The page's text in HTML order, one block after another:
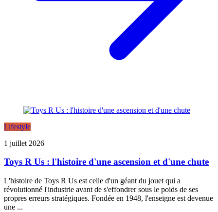
Lifestyle
1 juillet 2026
Toys R Us : l'histoire d'une ascension et d'une chute
L'histoire de Toys R Us est celle d'un géant du jouet qui a
révolutionné l'industrie avant de s'effondrer sous le poids de ses
propres erreurs stratégiques. Fondée en 1948, l'enseigne est devenue
une ...